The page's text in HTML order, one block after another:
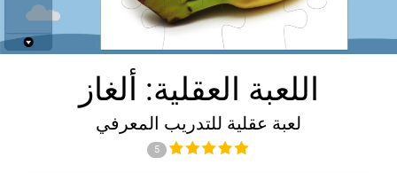
اللعبة العقلية: ألغاز
لعبة عقلية للتدريب المعرفي
5